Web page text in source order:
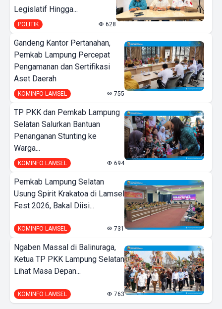
Legislatif Hingga...
POLITIK 628
Gandeng Kantor Pertanahan,
Pemkab Lampung Percepat
Pengamanan dan Sertifikasi
Aset Daerah
KOMINFO LAMSEL 755
TP PKK dan Pemkab Lampung
Selatan Salurkan Bantuan
Penanganan Stunting ke
Warga...
KOMINFO LAMSEL 694
Pemkab Lampung Selatan
Usung Spirit Krakatoa di Lamsel
Fest 2026, Bakal Diisi...
KOMINFO LAMSEL 731
Ngaben Massal di Balinuraga,
Ketua TP PKK Lampung Selatan
Lihat Masa Depan...
KOMINFO LAMSEL 763